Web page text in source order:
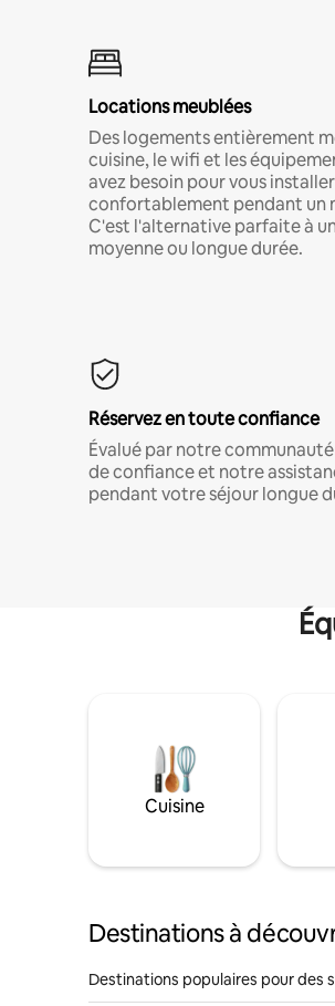
Locations meublées
Des logements entièrement
cuisine, le wifi et les
avez besoin pour vous installer
confortablement pendant un
C'est l'alternative parfaite à
moyenne ou longue durée.
Réservez en toute confiance
Évalué par notre
de confiance et notre
pendant votre séjour longue
Cuisine
Destinations à
Destinations populaires pour des